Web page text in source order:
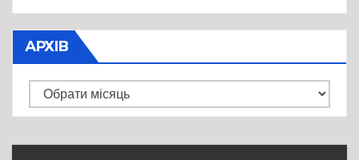
АРХІВ
Архів